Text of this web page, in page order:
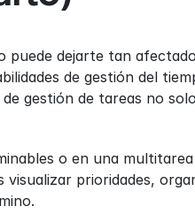
puede dejarte tan
de gestión del
gestión de tareas no
o en una
visualizar prioridades,